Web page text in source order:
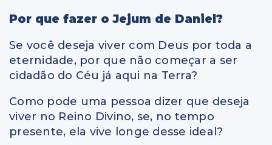
Por que fazer o Jejum de Daniel?
Se você deseja viver com Deus por toda a
eternidade, por que não começar a ser
cidadão do Céu já aqui na Terra?
Como pode uma pessoa dizer que deseja
viver no Reino Divino, se, no tempo
presente, ela vive longe desse ideal?